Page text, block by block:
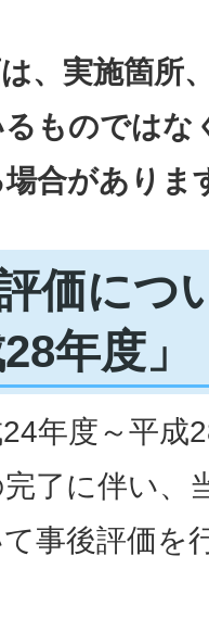
は、実施箇所
ものではな
合がありま
価につ
年度」
年度～平成
了に伴い、
事後評価を